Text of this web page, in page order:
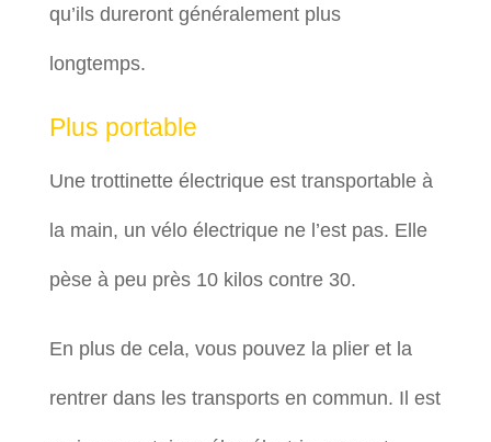
qu’ils dureront généralement plus
longtemps.
Plus portable
Une trottinette électrique est transportable à
la main, un vélo électrique ne l’est pas. Elle
pèse à peu près 10 kilos contre 30.
En plus de cela, vous pouvez la plier et la
rentrer dans les transports en commun. Il est